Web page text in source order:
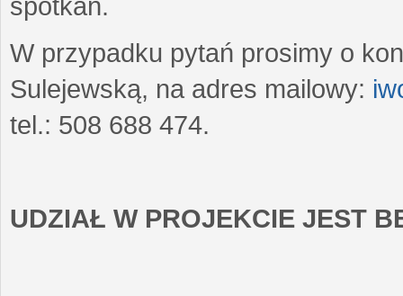
spotkań.
W przypadku pytań prosimy o
Sulejewską, na adres mailowy:
tel.: 508 688 474.
UDZIAŁ W PROJEKCIE JEST